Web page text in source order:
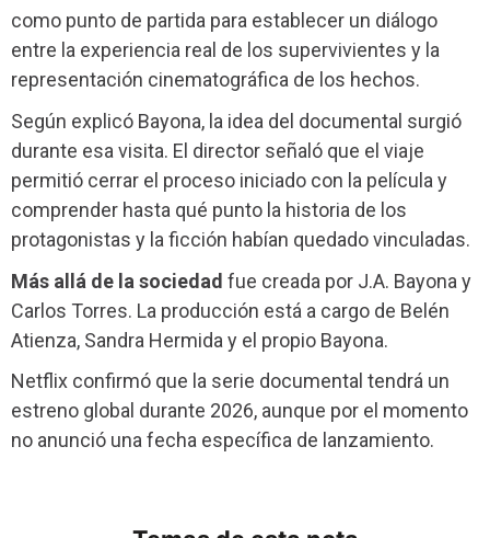
como punto de partida para establecer un diálogo
entre la experiencia real de los supervivientes y la
representación cinematográfica de los hechos.
Según explicó Bayona, la idea del documental surgió
durante esa visita. El director señaló que el viaje
permitió cerrar el proceso iniciado con la película y
comprender hasta qué punto la historia de los
protagonistas y la ficción habían quedado vinculadas.
Más allá de la sociedad fue creada por J.A. Bayona y
Carlos Torres. La producción está a cargo de Belén
Atienza, Sandra Hermida y el propio Bayona.
Netflix confirmó que la serie documental tendrá un
estreno global durante 2026, aunque por el momento
no anunció una fecha específica de lanzamiento.